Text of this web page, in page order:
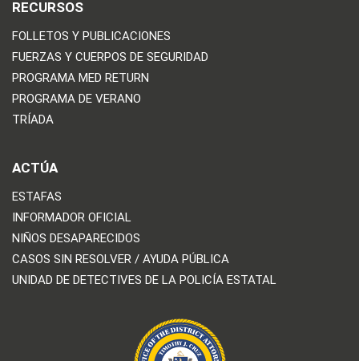
RECURSOS
FOLLETOS Y PUBLICACIONES
FUERZAS Y CUERPOS DE SEGURIDAD
PROGRAMA MED RETURN
PROGRAMA DE VERANO
TRÍADA
ACTÚA
ESTAFAS
INFORMADOR OFICIAL
NIÑOS DESAPARECIDOS
CASOS SIN RESOLVER / AYUDA PÚBLICA
UNIDAD DE DETECTIVES DE LA POLICÍA ESTATAL